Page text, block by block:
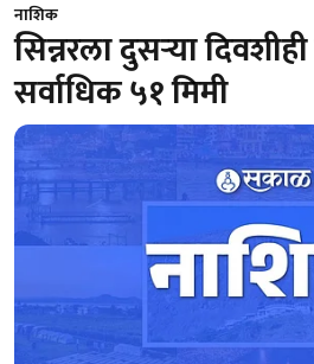
नाशिक
सिन्नरला दुसऱ्या
सर्वाधिक ५१ मिमी